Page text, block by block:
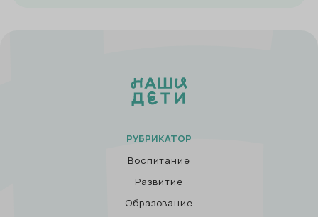
РУБРИКАТОР
Воспитание
Развитие
Образование